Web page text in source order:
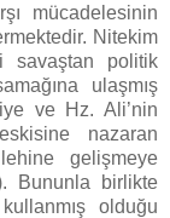
mücadelesinin
Nitekim
savaştan politik
ulaşmış
ve Hz. Ali’nin
nazaran
gelişmeye
Bununla birlikte
olduğu